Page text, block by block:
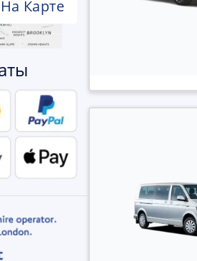
Карте